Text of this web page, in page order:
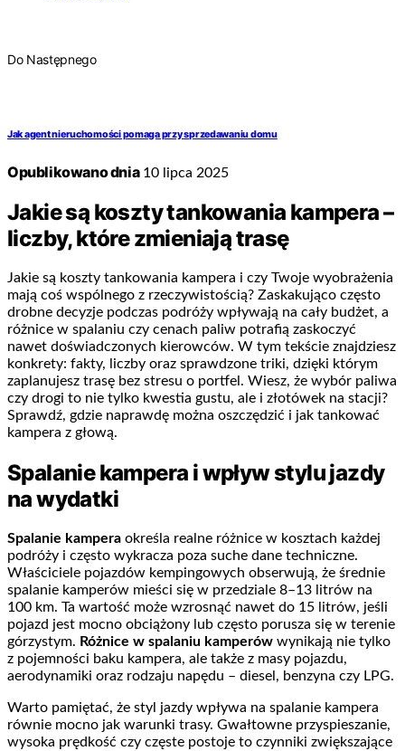
Do Następnego
Jak agent nieruchomości pomaga przy sprzedawaniu domu
Opublikowano dnia10 lipca 2025
Jakie są koszty tankowania kampera –
liczby, które zmieniają trasę
Jakie są koszty tankowania kampera i czy Twoje wyobrażenia
mają coś wspólnego z rzeczywistością? Zaskakująco często
drobne decyzje podczas podróży wpływają na cały budżet, a
różnice w spalaniu czy cenach paliw potrafią zaskoczyć
nawet doświadczonych kierowców. W tym tekście znajdziesz
konkrety: fakty, liczby oraz sprawdzone triki, dzięki którym
zaplanujesz trasę bez stresu o portfel. Wiesz, że wybór paliwa
czy drogi to nie tylko kwestia gustu, ale i złotówek na stacji?
Sprawdź, gdzie naprawdę można oszczędzić i jak tankować
kampera z głową.
Spalanie kampera i wpływ stylu jazdy
na wydatki
Spalanie kampera określa realne różnice w kosztach każdej
podróży i często wykracza poza suche dane techniczne.
Właściciele pojazdów kempingowych obserwują, że średnie
spalanie kamperów mieści się w przedziale 8–13 litrów na
100 km. Ta wartość może wzrosnąć nawet do 15 litrów, jeśli
pojazd jest mocno obciążony lub często porusza się w terenie
górzystym. Różnice w spalaniu kamperów wynikają nie tylko
z pojemności baku kampera, ale także z masy pojazdu,
aerodynamiki oraz rodzaju napędu – diesel, benzyna czy LPG.
Warto pamiętać, że styl jazdy wpływa na spalanie kampera
równie mocno jak warunki trasy. Gwałtowne przyspieszanie,
wysoka prędkość czy częste postoje to czynniki zwiększające